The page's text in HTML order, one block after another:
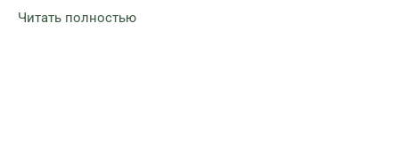
Читать полностью